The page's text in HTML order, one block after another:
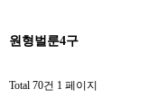
원형벌룬4구
Total 70건 1 페이지